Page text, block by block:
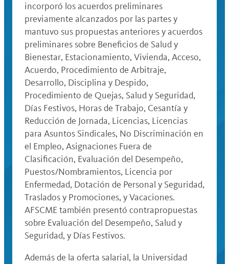
incorporó los acuerdos preliminares
previamente alcanzados por las partes y
mantuvo sus propuestas anteriores y acuerdos
preliminares sobre Beneficios de Salud y
Bienestar, Estacionamiento, Vivienda, Acceso,
Acuerdo, Procedimiento de Arbitraje,
Desarrollo, Disciplina y Despido,
Procedimiento de Quejas, Salud y Seguridad,
Días Festivos, Horas de Trabajo, Cesantía y
Reducción de Jornada, Licencias, Licencias
para Asuntos Sindicales, No Discriminación en
el Empleo, Asignaciones Fuera de
Clasificación, Evaluación del Desempeño,
Puestos/Nombramientos, Licencia por
Enfermedad, Dotación de Personal y Seguridad,
Traslados y Promociones, y Vacaciones.
AFSCME también presentó contrapropuestas
sobre Evaluación del Desempeño, Salud y
Seguridad, y Días Festivos.
Además de la oferta salarial, la Universidad